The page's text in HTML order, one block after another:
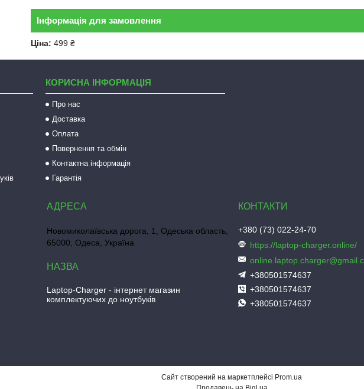
Інформація для замовлення
Ціна: 499 ₴
КОРИСНА ІНФОРМАЦІЯ
Про нас
Доставка
Оплата
Повернення та обмін
Контактна інформація
Гарантія
Новомиколаївська дорога, 1, Одеська область,
65000, Одеса, Україна
Laptop-Charger - інтернет магазин
комплектуючих до ноутбуків
+380 (73) 022-24-70
https://laptop-charger.online/
+380501574637
+380501574637
+380501574637
Сайт створений на маркетплейсі Prom.ua